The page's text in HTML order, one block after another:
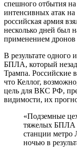
спешного отбытия
интенсивных атак
российская армия
несколько дней был
применением
В результате одного
БПЛА, который
Трампа. Российские
что Келлог,
цель для ВКС РФ,
видимости, их
«Подземные
тяжелых БПЛА
станции метро
ночью в